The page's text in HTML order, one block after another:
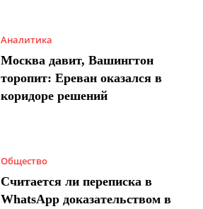
Аналитика
Москва давит, Вашингтон
торопит: Ереван оказался в
коридоре решений
Общество
Считается ли переписка в
WhatsApp доказательством в